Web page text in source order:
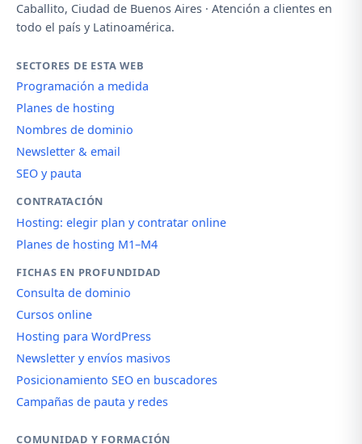
Caballito, Ciudad de Buenos Aires · Atención a clientes en
todo el país y Latinoamérica.
SECTORES DE ESTA WEB
Programación a medida
Planes de hosting
Nombres de dominio
Newsletter & email
SEO y pauta
CONTRATACIÓN
Hosting: elegir plan y contratar online
Planes de hosting M1–M4
FICHAS EN PROFUNDIDAD
Consulta de dominio
Cursos online
Hosting para WordPress
Newsletter y envíos masivos
Posicionamiento SEO en buscadores
Campañas de pauta y redes
COMUNIDAD Y FORMACIÓN